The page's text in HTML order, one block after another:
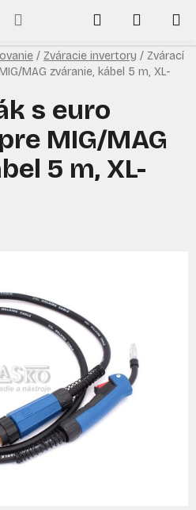
Hľadať
KOŠÍK
/ Zváracie invertory / Zvárací
MAG zváranie, kábel 5 m, XL-
s euro
MIG/MAG
5 m, XL-